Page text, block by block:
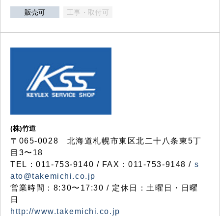
販売可 工事・取付可
(株)竹道
〒065-0028 北海道札幌市東区北二十八条東5丁
目3〜18
TEL：011-753-9140 / FAX：011-753-9148 / s
ato@takemichi.co.jp
営業時間：8:30〜17:30 / 定休日：土曜日・日曜
日
http://www.takemichi.co.jp